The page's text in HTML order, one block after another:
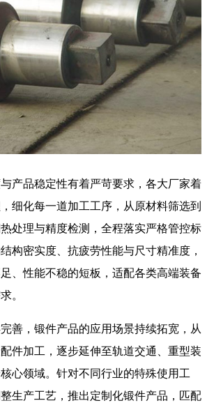
产品稳定性有着严苛要求，各大厂家着
细化每一道加工工序，从原材料筛选到
处理与精度检测，全程落实严格管控标
构密实度、抗疲劳性能与尺寸精准度，
、性能不稳的短板，适配各类高端装备
。
善，锻件产品的应用场景持续拓宽，从
件加工，逐步延伸至轨道交通、重型装
心领域。针对不同行业的特殊使用工
生产工艺，推出定制化锻件产品，匹配